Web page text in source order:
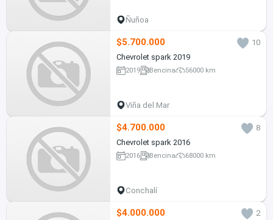
Ñuñoa
$5.700.000
10
Chevrolet spark 2019
2019 Bencina 56000 km
Viña del Mar
$4.700.000
8
Chevrolet spark 2016
2016 Bencina 68000 km
Conchalí
$4.000.000
2